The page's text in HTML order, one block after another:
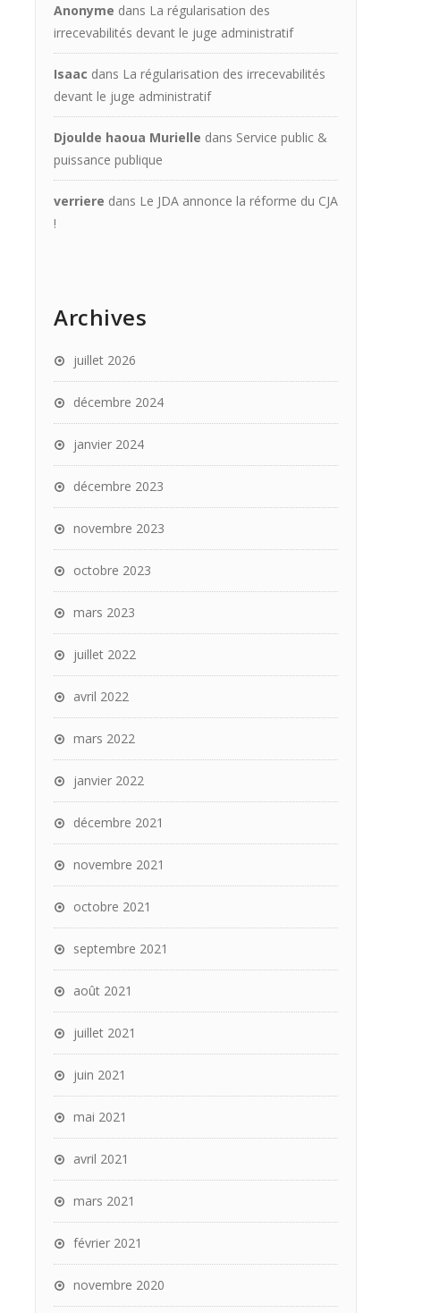
Anonyme dans La régularisation des
irrecevabilités devant le juge administratif
Isaac dans La régularisation des irrecevabilités
devant le juge administratif
Djoulde haoua Murielle dans Service public &
puissance publique
verriere dans Le JDA annonce la réforme du CJA
!
Archives
juillet 2026
décembre 2024
janvier 2024
décembre 2023
novembre 2023
octobre 2023
mars 2023
juillet 2022
avril 2022
mars 2022
janvier 2022
décembre 2021
novembre 2021
octobre 2021
septembre 2021
août 2021
juillet 2021
juin 2021
mai 2021
avril 2021
mars 2021
février 2021
novembre 2020